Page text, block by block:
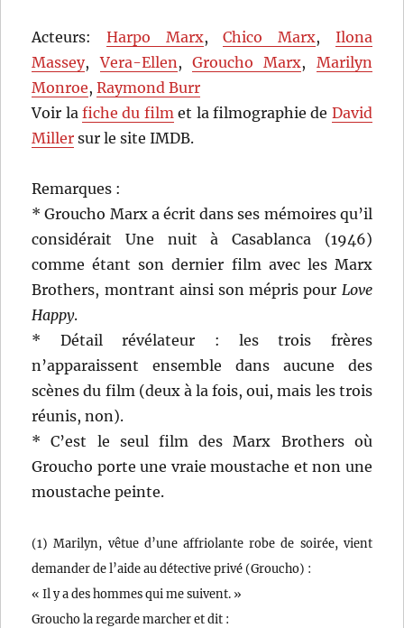
Acteurs: Harpo Marx,Chico Marx, Ilona
Massey,Vera-Ellen,Groucho Marx, Marilyn
Monroe,Raymond Burr
Voir lafiche du filmet la filmographie de David
Miller sur le site IMDB.
Remarques :
* Groucho Marx a écrit dans ses mémoires qu’il
considérait Une nuit à Casablanca (1946)
comme étant son dernier film avec les Marx
Brothers, montrant ainsi son mépris pour Love
Happy.
* Détail révélateur : les trois frères
n’apparaissent ensemble dans aucune des
scènes du film (deux à la fois, oui, mais les trois
réunis, non).
* C’est le seul film des Marx Brothers où
Groucho porte une vraie moustache et non une
moustache peinte.
(1) Marilyn, vêtue d’une affriolante robe de soirée, vient
demander de l’aide au détective privé (Groucho) :
« Il y a des hommes qui me suivent. »
Groucho la regarde marcher et dit :